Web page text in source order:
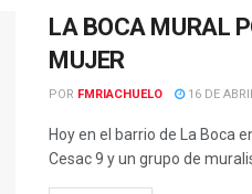
LA BOCA MURAL
MUJER
POR FMRIACHUELO 16 DE
Hoy en el barrio de La Boca
Cesac 9 y un grupo de